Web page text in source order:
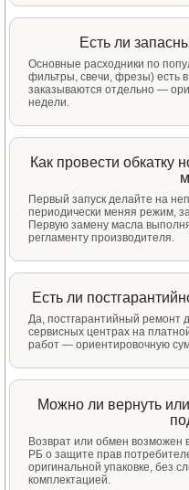
Есть ли
Основные расходники по
фильтры, свечи, фрезы) есть
заказываются отдельно —
недели.
Как провести обкатку
Первый запуск делайте на
периодически меняя режим,
Первую замену масла
регламенту производителя.
Есть ли
Да, постгарантийный ремонт
сервисных центрах на
работ — ориентировочную
Можно ли вернуть
Возврат или обмен возможен
РБ о защите прав
оригинальной упаковке, без
комплектацией.